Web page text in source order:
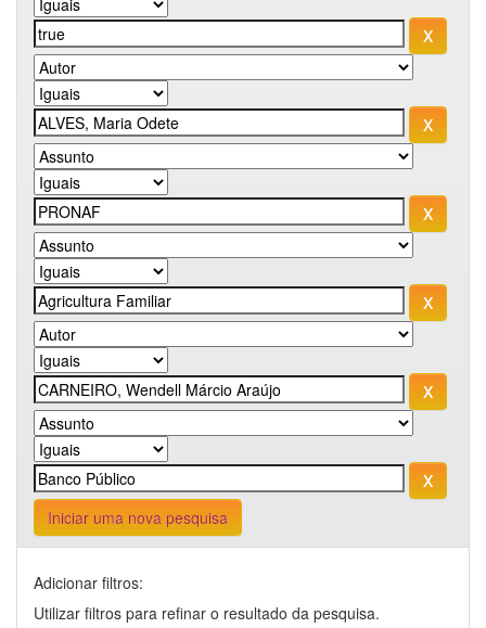
Iniciar uma nova pesquisa
Adicionar filtros:
Utilizar filtros para refinar o resultado da pesquisa.